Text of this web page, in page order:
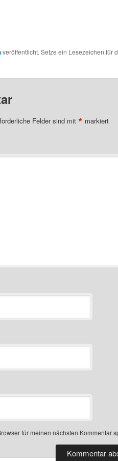
veröffentlicht. Setze ein Lesezeichen für
Felder sind mit * markiert
für meinen nächsten Kommentar